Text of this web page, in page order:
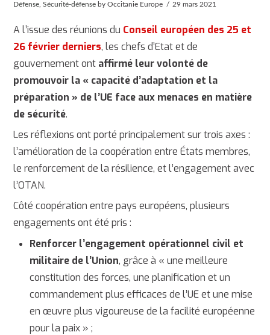
Défense ,Sécurité-défense by Occitanie Europe 29 mars 2021
A l’issue des réunions du Conseil européen des 25 et
26 février derniers, les chefs d’Etat et de
gouvernement ont affirmé leur volonté de
promouvoir la « capacité d’adaptation et la
préparation » de l’UE face aux menaces en matière
de sécurité.
Les réflexions ont porté principalement sur trois axes :
l’amélioration de la coopération entre États membres,
le renforcement de la résilience, et l’engagement avec
l’OTAN.
Côté coopération entre pays européens, plusieurs
engagements ont été pris :
Renforcer l’engagement opérationnel civil et
militaire de l’Union, grâce à « une meilleure
constitution des forces, une planification et un
commandement plus efficaces de l’UE et une mise
en œuvre plus vigoureuse de la facilité européenne
pour la paix » ;